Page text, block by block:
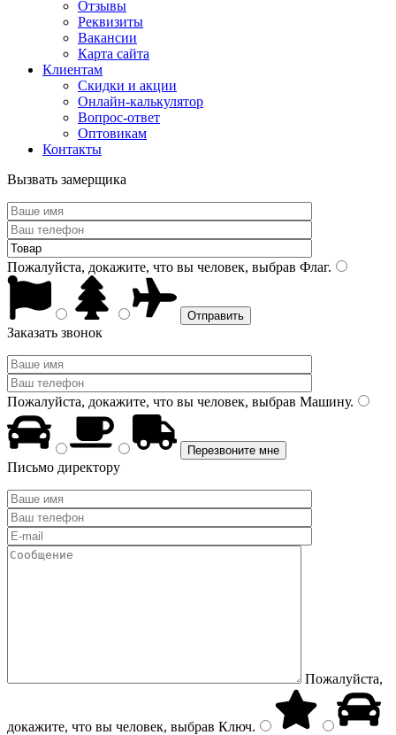
Отзывы
Реквизиты
Вакансии
Карта сайта
Клиентам
Скидки и акции
Онлайн-калькулятор
Вопрос-ответ
Оптовикам
Контакты
Вызвать замерщика
Пожалуйста, докажите, что вы человек, выбрав Флаг.
Заказать звонок
Пожалуйста, докажите, что вы человек, выбрав Машину.
Письмо директору
Пожалуйста,
докажите, что вы человек, выбрав Ключ.